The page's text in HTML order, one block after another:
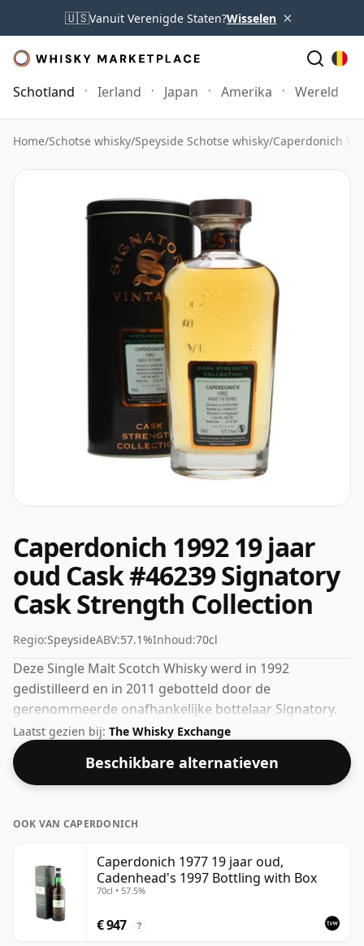
🇺🇸Vanuit Verenigde Staten?Wisselen ×
Schotland Ierland Japan Amerika Wereld
Home/Schotse whisky/Speyside Schotse whisky/Caperdonich
Caperdonich 1992 19 jaar
oud Cask #46239 Signatory
Cask Strength Collection
Regio:SpeysideABV:57.1%Inhoud:70cl
Deze Single Malt Scotch Whisky werd in 1992
gedistilleerd en in 2011 gebotteld door de
gerenommeerde onafhankelijke bottelaar Signatory.
Een mooi voorbeeld van een 19 jaar oude Speyside
whisky van Caperdonich. Met een percentage van
57,1% kun je zeker een paar druppels fatsoenlijk water
aan deze whisky toevoegen om de textuur te
Laatst gezien bij: The Whisky Exchange
Beschikbare alternatieven
OOK VAN CAPERDONICH
Caperdonich 1977 19 jaar oud,
Cadenhead's 1997 Bottling with Box
70cl • 57.5%
€ 947 ?